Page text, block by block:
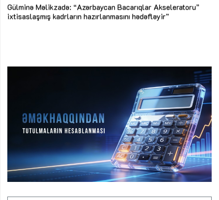
Gülminə Məlikzadə: “Azərbaycan Bacarıqlar Akseleratoru”
ixtisaslaşmış kadrların hazırlanmasını hədəfləyir”